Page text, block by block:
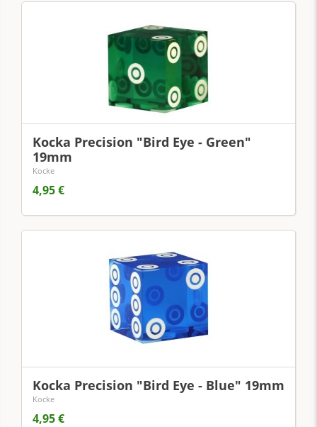
Kocka Precision "Bird Eye - Green"
19mm
Kocke
4,95 €
Kocka Precision "Bird Eye - Blue" 19mm
Kocke
4,95 €